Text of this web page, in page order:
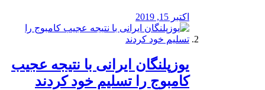
اکتبر 15, 2019
یوزپلنگان ایرانی با نتیجه عجیب
کامبوج را تسلیم خود کردند